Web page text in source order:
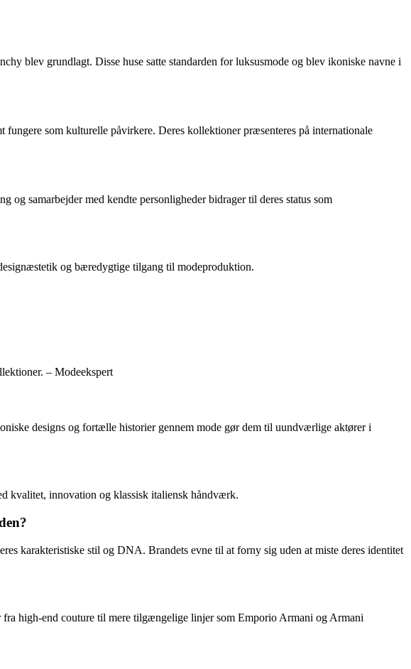
blev grundlagt. Disse huse satte standarden for luksusmode og blev ikoniske navne i
som kulturelle påvirkere. Deres kollektioner præsenteres på internationale
og samarbejder med kendte personligheder bidrager til deres status som
og bæredygtige tilgang til modeproduktion.
– Modeekspert
designs og fortælle historier gennem mode gør dem til uundværlige aktører i
kvalitet, innovation og klassisk italiensk håndværk.
karakteristiske stil og DNA. Brandets evne til at forny sig uden at miste deres identitet
high-end couture til mere tilgængelige linjer som Emporio Armani og Armani